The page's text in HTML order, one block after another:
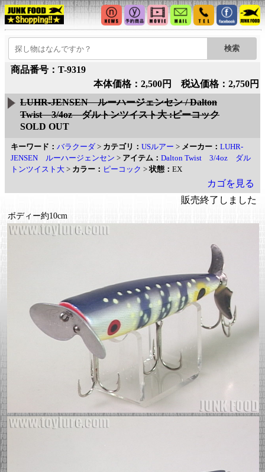
商品番号：T-9319
本体価格：2,500円 税込価格：2,750円
LUHR-JENSEN ルーハージェンセン / Dalton
Twist 3/4oz ダルトンツイスト大 :ピーコック
SOLD OUT
キーワード： バラクーダ > カテゴリ： USルアー > メーカー： LUHR-
JENSEN ルーハージェンセン > アイテム： Dalton Twist 3/4oz ダル
トンツイスト大 > カラー： ピーコック >状態： EX
カゴを見る
販売終了しました
ボディー約10cm